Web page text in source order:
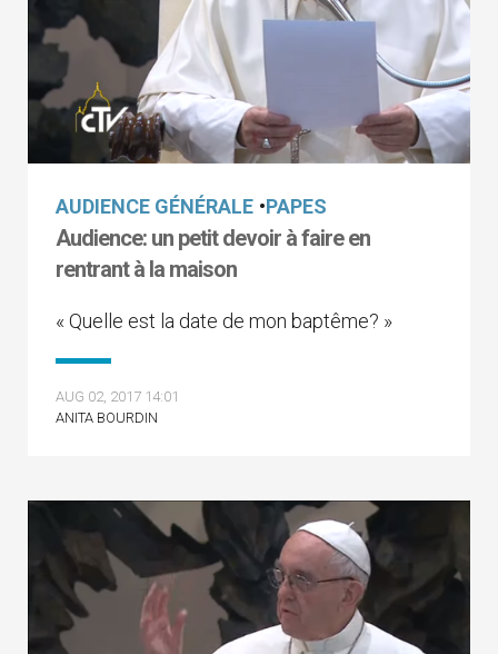
AUDIENCE GÉNÉRALE •PAPES
Audience: un petit devoir à faire en
rentrant à la maison
« Quelle est la date de mon baptême? »
AUG 02, 2017 14:01
ANITA BOURDIN